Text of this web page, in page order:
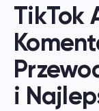
TikTok
i